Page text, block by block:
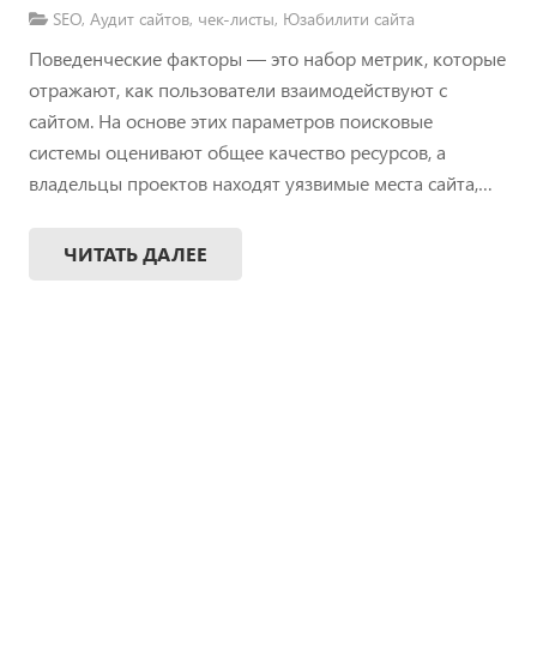
SEO, Аудит сайтов, чек-листы, Юзабилити сайта
Поведенческие факторы — это набор метрик, которые
отражают, как пользователи взаимодействуют с
сайтом. На основе этих параметров поисковые
системы оценивают общее качество ресурсов, а
владельцы проектов находят уязвимые места сайта,…
ЧИТАТЬ ДАЛЕЕ